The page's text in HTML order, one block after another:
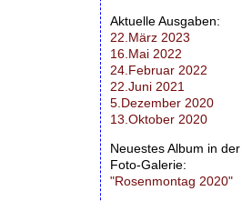
Aktuelle Ausgaben:
22.März 2023
16.Mai 2022
24.Februar 2022
22.Juni 2021
5.Dezember 2020
13.Oktober 2020
Neuestes Album in der
Foto-Galerie:
"Rosenmontag 2020"